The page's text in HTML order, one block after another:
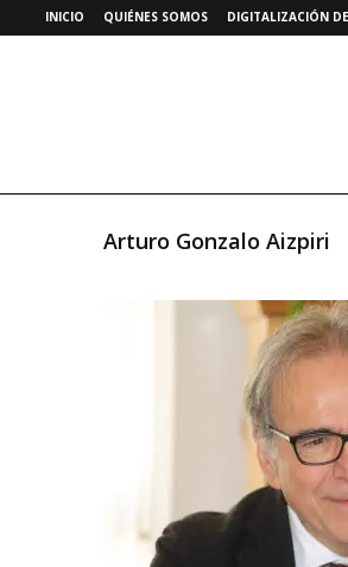
INICIO QUIÉNES SOMOS DIGITALIZACIÓN
Arturo Gonzalo Aizpiri